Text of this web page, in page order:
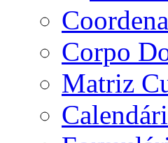
Corpo
Matriz